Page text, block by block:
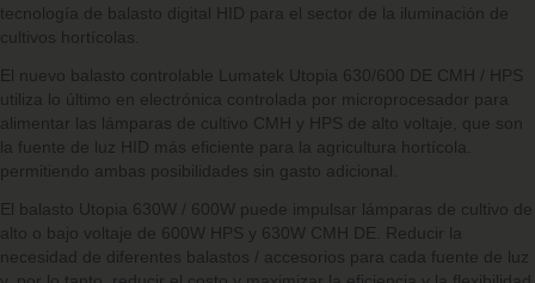
tecnología de balasto digital HID para el sector de la iluminación de
cultivos hortícolas.
El nuevo balasto controlable Lumatek Utopia 630/600 DE CMH / HPS
utiliza lo último en electrónica controlada por microprocesador para
alimentar las lámparas de cultivo CMH y HPS de alto voltaje, que son
la fuente de luz HID más eficiente para la agricultura hortícola.
permitiendo ambas posibilidades sin gasto adicional.
El balasto Utopia 630W / 600W puede impulsar lámparas de cultivo de
alto o bajo voltaje de 600W HPS y 630W CMH DE. Reducir la
necesidad de diferentes balastos / accesorios para cada fuente de luz